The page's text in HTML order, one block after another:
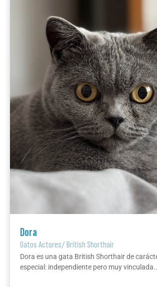
Dora
Gatos Actores/British Shorthair
Dora es una gata British Shorthair de
especial: independiente pero muy